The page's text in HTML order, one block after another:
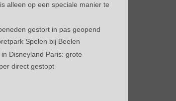
alleen op een speciale manier te
gestort in pas geopend
Spelen bij Beelen
Disneyland Paris: grote
direct gestopt